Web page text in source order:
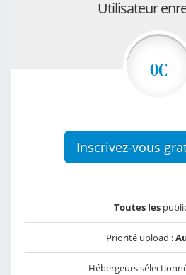
Utilisateur
0€
Inscrivez-vous
Toutes les
Priorité upload :
Hébergeurs